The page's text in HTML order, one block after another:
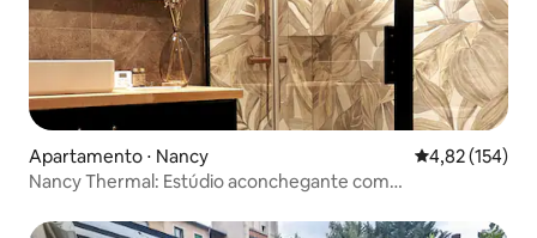
Apartamento ⋅ Nancy 4,82 de uma
4,82 (154)
Nancy Thermal: Estúdio aconchegante com